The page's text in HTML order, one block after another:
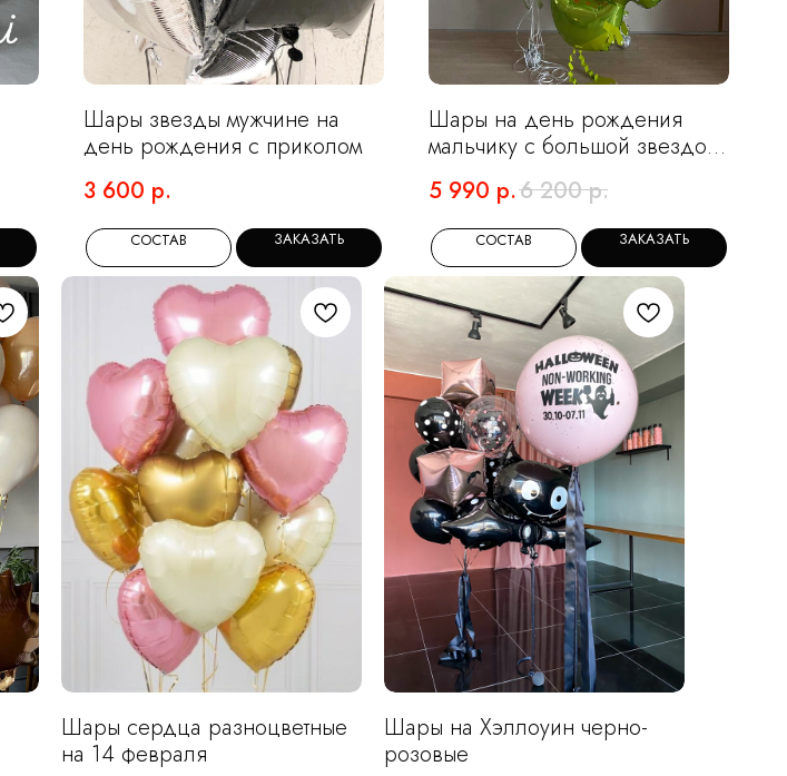
Шары звезды мужчине на
день рождения с приколом
3 600 р.
СОСТАВ ЗАКАЗАТЬ
Шары на день рождения
мальчику с большой звездой
и динозавром
5 990 р.6 200 р.
СОСТАВ ЗАКАЗАТЬ
Шары сердца разноцветные
на 14 февраля
Шары на Хэллоуин черно-
розовые